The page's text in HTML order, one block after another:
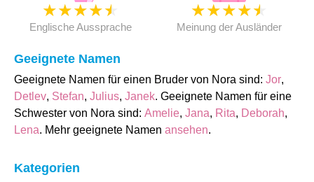
★★★★★
Englische Aussprache
★★★★★
Meinung der Ausländer
Geeignete Namen
Geeignete Namen für einen Bruder von Nora sind: Jor,
Detlev, Stefan, Julius, Janek. Geeignete Namen für eine
Schwester von Nora sind: Amelie, Jana, Rita, Deborah,
Lena. Mehr geeignete Namen ansehen.
Kategorien